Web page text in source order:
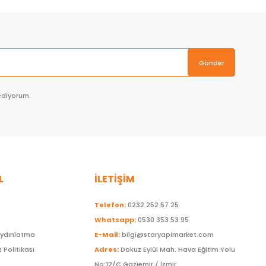
Gönder
Politikası
İLETİŞİM
Telefon:0232 252 57 25
Whatsapp:0530 353 53 95
E-Mail:bilgi@staryapimarket.com
Adres:Dokuz Eylül Mah. Hava Eğitim Yolu